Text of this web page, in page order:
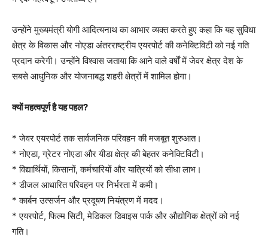
उन्होंने मुख्यमंत्री योगी आदित्यनाथ का आभार व्यक्त करते हुए कहा कि यह सुविधा
क्षेत्र के विकास और नोएडा अंतरराष्ट्रीय एयरपोर्ट की कनेक्टिविटी को नई गति
प्रदान करेगी। उन्होंने विश्वास जताया कि आने वाले वर्षों में जेवर क्षेत्र देश के
सबसे आधुनिक और योजनाबद्ध शहरी क्षेत्रों में शामिल होगा।
क्यों महत्वपूर्ण है यह पहल?
* जेवर एयरपोर्ट तक सार्वजनिक परिवहन की मजबूत शुरुआत।
* नोएडा, ग्रेटर नोएडा और यीडा क्षेत्र की बेहतर कनेक्टिविटी।
* विद्यार्थियों, किसानों, कर्मचारियों और यात्रियों को सीधा लाभ।
* डीजल आधारित परिवहन पर निर्भरता में कमी।
* कार्बन उत्सर्जन और प्रदूषण नियंत्रण में मदद।
* एयरपोर्ट, फिल्म सिटी, मेडिकल डिवाइस पार्क और औद्योगिक क्षेत्रों को नई
गति।